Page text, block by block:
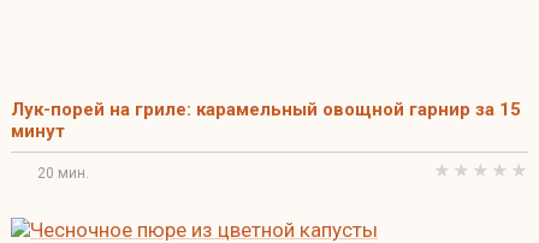
Лук-порей на гриле: карамельный овощной гарнир за 15
минут
20 мин.